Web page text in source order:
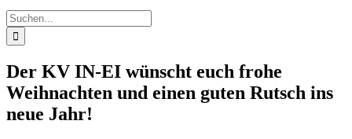
Suche
nach:
Der KV IN-EI wünscht euch frohe
Weihnachten und einen guten Rutsch ins
neue Jahr!